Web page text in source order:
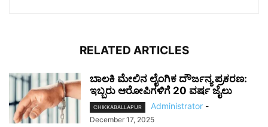
RELATED ARTICLES
ಬಾಲಕಿ ಮೇಲಿನ ಲೈಂಗಿಕ ದೌರ್ಜನ್ಯ ಪ್ರಕರಣ:
ಇಬ್ಬರು ಆರೋಪಿಗಳಿಗೆ 20 ವರ್ಷ ಜೈಲು
CHIKKABALLAPUR Administrator -
December 17, 2025